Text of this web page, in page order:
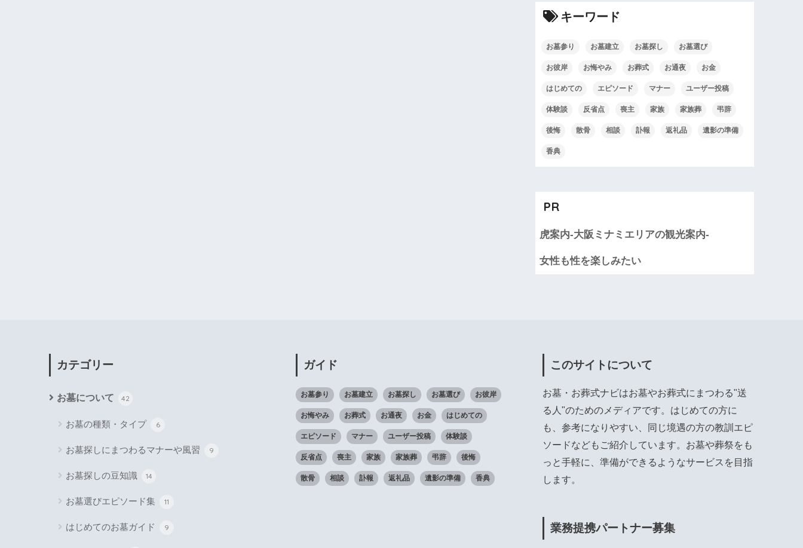
キーワード
お墓参り お墓建立 お墓探し お墓選び
お彼岸 お悔やみ お葬式 お通夜 お金
はじめての エピソード マナー ユーザー投稿
体験談 反省点 喪主 家族 家族葬 弔辞
後悔 散骨 相談 訃報 返礼品 遺影の準備
香典
PR
虎案内-大阪ミナミエリアの観光案内-
女性も性を楽しみたい
カテゴリー
お墓について 42
お墓の種類・タイプ 6
お墓探しにまつわるマナーや風習 9
お墓探しの豆知識 14
お墓選びエピソード集 11
はじめてのお墓ガイド 9
ガイド
お墓参り お墓建立 お墓探し お墓選び お彼岸
お悔やみ お葬式 お通夜 お金 はじめての
エピソード マナー ユーザー投稿 体験談
反省点 喪主 家族 家族葬 弔辞 後悔
散骨 相談 訃報 返礼品 遺影の準備 香典
このサイトについて
お墓・お葬式ナビはお墓やお葬式にまつわる"送
る人"のためのメディアです。はじめての方に
も、参考になりやすい、同じ境遇の方の教訓エピ
ソードなどもご紹介しています。お墓や葬祭をも
っと手軽に、準備ができるようなサービスを目指
します。
業務提携パートナー募集